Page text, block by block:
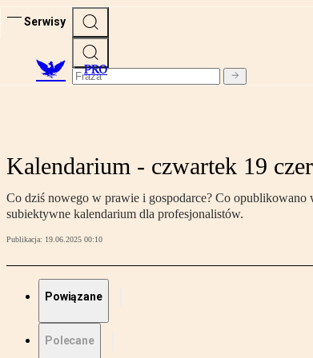
Serwisy
PRO
Kalendarium - czwartek 19
Co dziś nowego w prawie i gospodarce? Co opublikowano
subiektywne kalendarium dla profesjonalistów.
Publikacja: 19.06.2025 00:10
Powiązane
Polecane